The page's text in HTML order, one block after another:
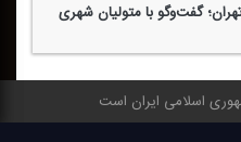
گفت‌وگو با متولیان شهری
اسلامی ایران است